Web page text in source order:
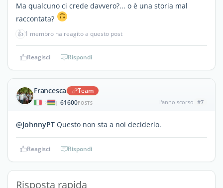
Ma qualcuno ci crede davvero?... o è una storia mal
raccontata?
👍 1 membro ha reagito a questo post
Reagisci Rispondi
Francesca Team
| 61600POSTS l'anno scorso #7
@JohnnyPT Questo non sta a noi deciderlo.
Reagisci Rispondi
Risposta rapida